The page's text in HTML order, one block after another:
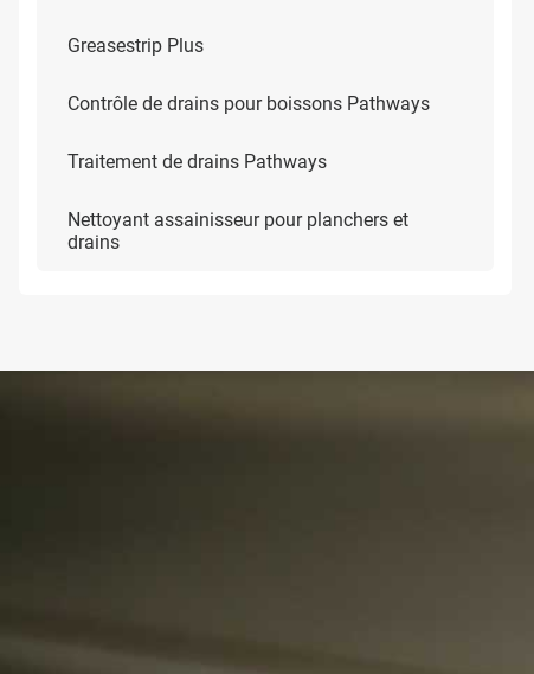
Greasestrip Plus
Contrôle de drains pour boissons Pathways
Traitement de drains Pathways
Nettoyant assainisseur pour planchers et
drains